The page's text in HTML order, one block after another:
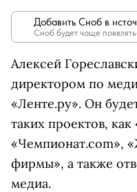
Добавить Сноб в
Сноб будет чаще
Алексей
директором по
«Ленте.ру». Он
таких проектов, как
«Чемпионат.com»,
фирмы», а также
медиа.